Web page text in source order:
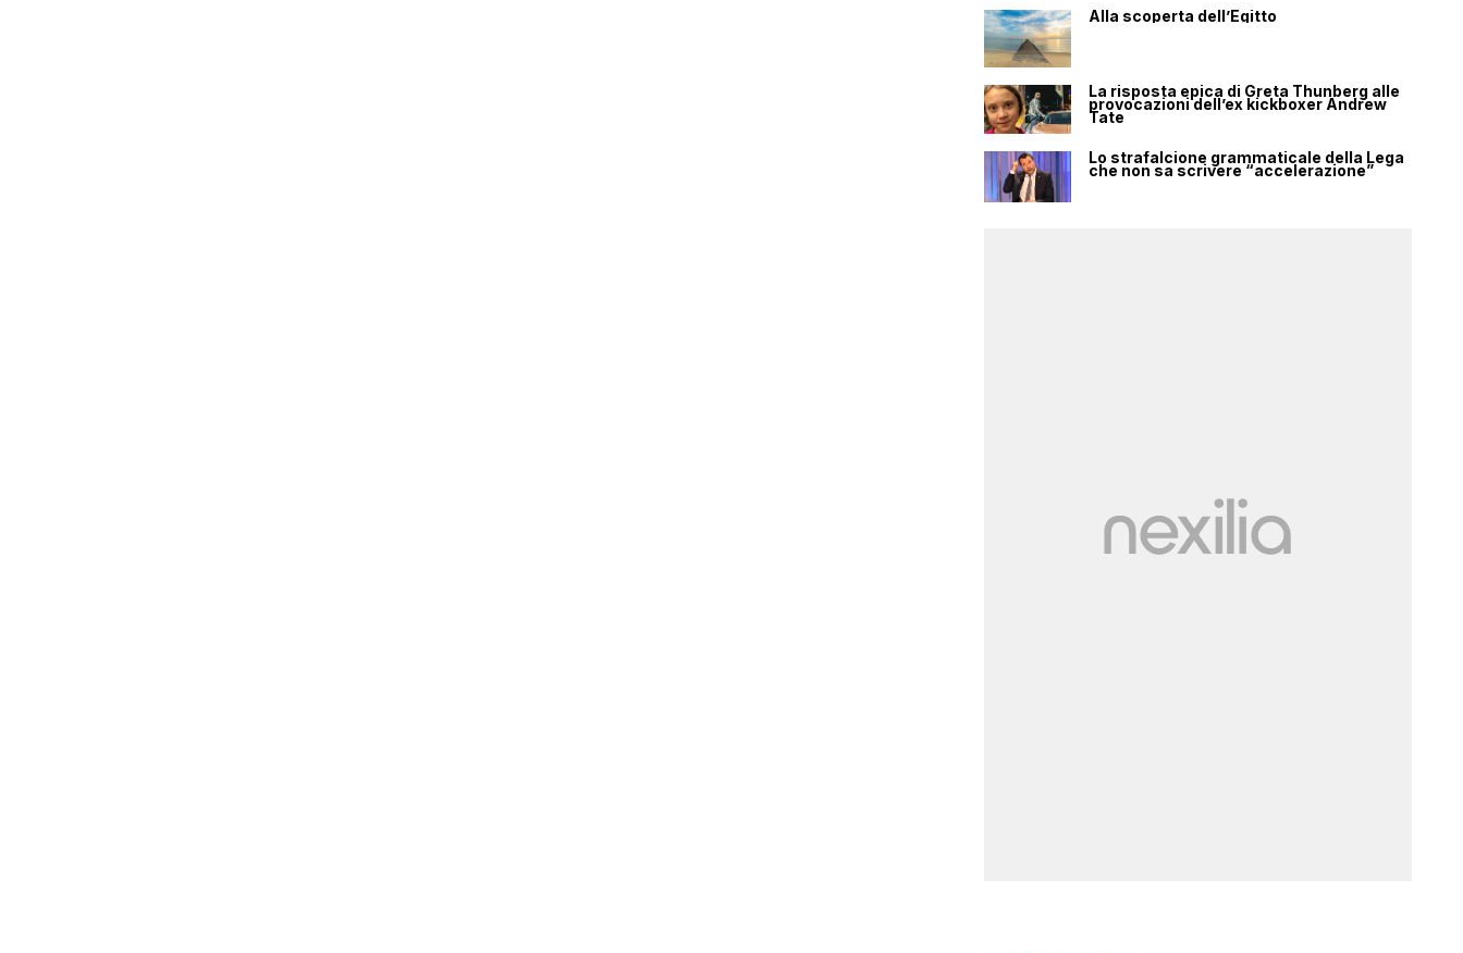
Alla scoperta dell’Egitto
La risposta epica di Greta Thunberg alle
provocazioni dell’ex kickboxer Andrew
Tate
Lo strafalcione grammaticale della Lega
che non sa scrivere “accelerazione”